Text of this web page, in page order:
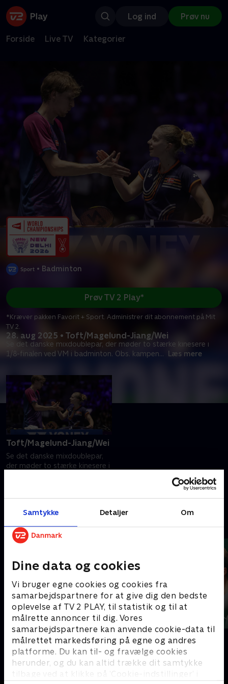
Samtykke Detaljer Om
Dine data og cookies
Vi bruger egne cookies og cookies fra
samarbejdspartnere for at give dig den bedste
oplevelse af TV 2 PLAY, til statistik og til at
målrette annoncer til dig. Vores
samarbejdspartnere kan anvende cookie-data til
målrettet markedsføring på egne og andres
platforme. Du kan til- og fravælge cookies
herunder, og du kan altid trække dit samtykke
tilbage ved at klikke på ’Cookie-indstillinger’ i
Log ind Prøv nu
Forside Live TV Kategorier
• Badminton
28. aug 2025 • Toft/Magelund-Jiang/Wei
Se det danske mixdoublepar, der møder to stærke kinesere i
1/8-finalen ved VM i badminton. Obs. kampen... Læs mere
Prøv TV 2 Play*
*Kræver pakken Favorit + Sport. Administrer dit abonnement på Mit
TV 2.
Toft/Magelund-Jiang/Wei
Se det danske mixdoublepar,
der møder to stærke kinesere i
28. august 2025 • 26 min
Andre så også
På tur med
Badminton
Badminton
Badminton